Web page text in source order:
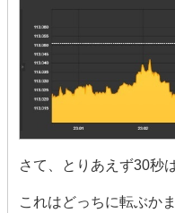
さて、とりあえず30秒
これはどっちに転ぶか